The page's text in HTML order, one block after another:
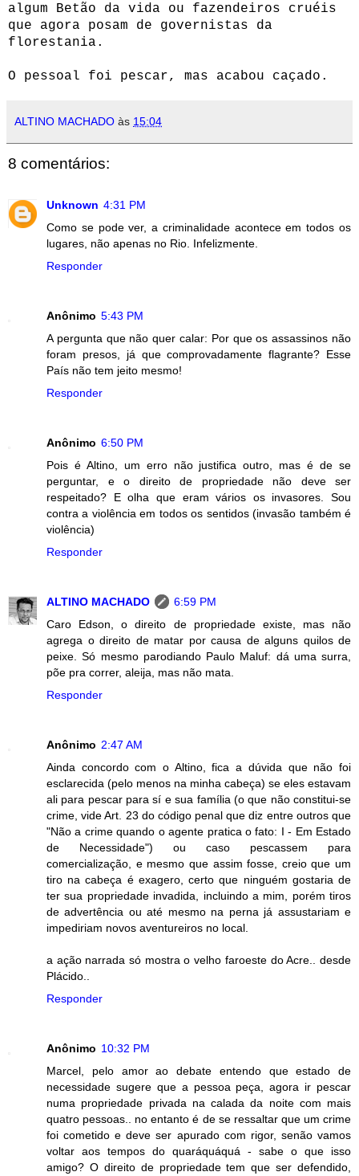
algum Betão da vida ou fazendeiros cruéis
que agora posam de governistas da
florestania.
O pessoal foi pescar, mas acabou caçado.
ALTINO MACHADO às 15:04
8 comentários:
Unknown 4:31 PM
Como se pode ver, a criminalidade acontece em todos os
lugares, não apenas no Rio. Infelizmente.
Responder
Anônimo 5:43 PM
A pergunta que não quer calar: Por que os assassinos não
foram presos, já que comprovadamente flagrante? Esse
País não tem jeito mesmo!
Responder
Anônimo 6:50 PM
Pois é Altino, um erro não justifica outro, mas é de se
perguntar, e o direito de propriedade não deve ser
respeitado? E olha que eram vários os invasores. Sou
contra a violência em todos os sentidos (invasão também é
violência)
Responder
ALTINO MACHADO
6:59 PM
Caro Edson, o direito de propriedade existe, mas não
agrega o direito de matar por causa de alguns quilos de
peixe. Só mesmo parodiando Paulo Maluf: dá uma surra,
põe pra correr, aleija, mas não mata.
Responder
Anônimo 2:47 AM
Ainda concordo com o Altino, fica a dúvida que não foi
esclarecida (pelo menos na minha cabeça) se eles estavam
ali para pescar para sí e sua família (o que não constitui-se
crime, vide Art. 23 do código penal que diz entre outros que
"Não a crime quando o agente pratica o fato: I - Em Estado
de Necessidade") ou caso pescassem para
comercialização, e mesmo que assim fosse, creio que um
tiro na cabeça é exagero, certo que ninguém gostaria de
ter sua propriedade invadida, incluindo a mim, porém tiros
de advertência ou até mesmo na perna já assustariam e
impediriam novos aventureiros no local.
a ação narrada só mostra o velho faroeste do Acre.. desde
Plácido..
Responder
Anônimo 10:32 PM
Marcel, pelo amor ao debate entendo que estado de
necessidade sugere que a pessoa peça, agora ir pescar
numa propriedade privada na calada da noite com mais
quatro pessoas.. no entanto é de se ressaltar que um crime
foi cometido e deve ser apurado com rigor, senão vamos
voltar aos tempos do quaráquáquá - sabe o que isso
amigo? O direito de propriedade tem que ser defendido,